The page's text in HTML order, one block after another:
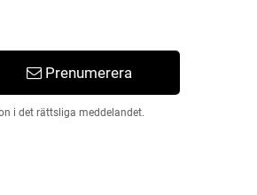
Prenumerera
i det rättsliga meddelandet.